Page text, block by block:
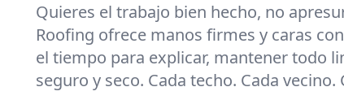
Quieres el trabajo bien hecho, no
Roofing ofrece manos firmes y caras
el tiempo para explicar, mantener todo
seguro y seco. Cada techo. Cada